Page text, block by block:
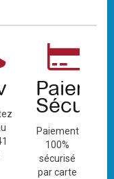
Paiement
100%
sécurisé
par carte